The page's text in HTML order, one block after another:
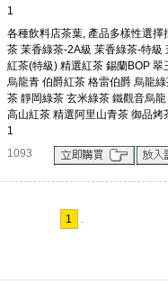
1
各種飲料店茶葉, 產品多樣性選
茶 茉香綠茶-2A級 茉香綠茶-特級
紅茶(特級) 精選紅茶 錫蘭BOP
烏龍青 伯爵紅茶 格雷伯爵 烏龍
茶 靜岡綠茶 玄米綠茶 鐵觀音烏
高山紅茶 精選阿里山青茶 御品烤
1
1093
1 .